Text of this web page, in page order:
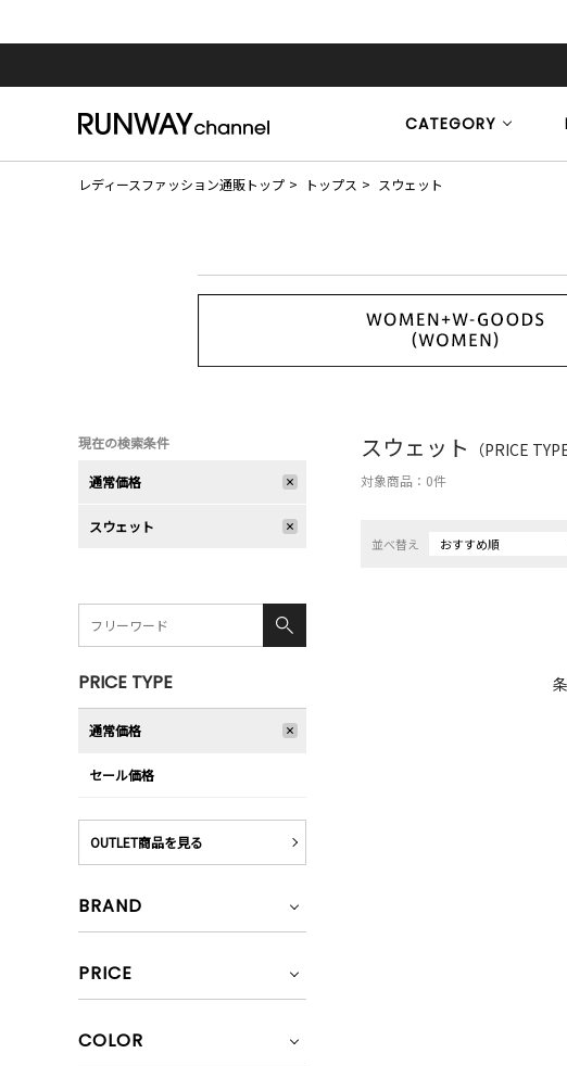
CATEGORY
レディースファッション通販トップ トップス スウェット
スウェット （PRICE
対象商品： 0件
並べ替え おすすめ順
現在の検索条件
通常価格
スウェット
PRICE TYPE
通常価格
セール価格
OUTLET商品を見る
BRAND
PRICE
COLOR